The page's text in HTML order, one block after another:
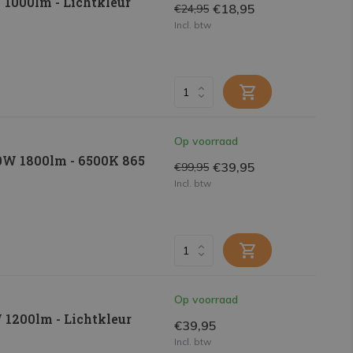
€24,95 €18,95
Incl. btw
1800lm - 6500K 865
Op voorraad
€99,95 €39,95
Incl. btw
1200lm - Lichtkleur
Op voorraad
€39,95
Incl. btw